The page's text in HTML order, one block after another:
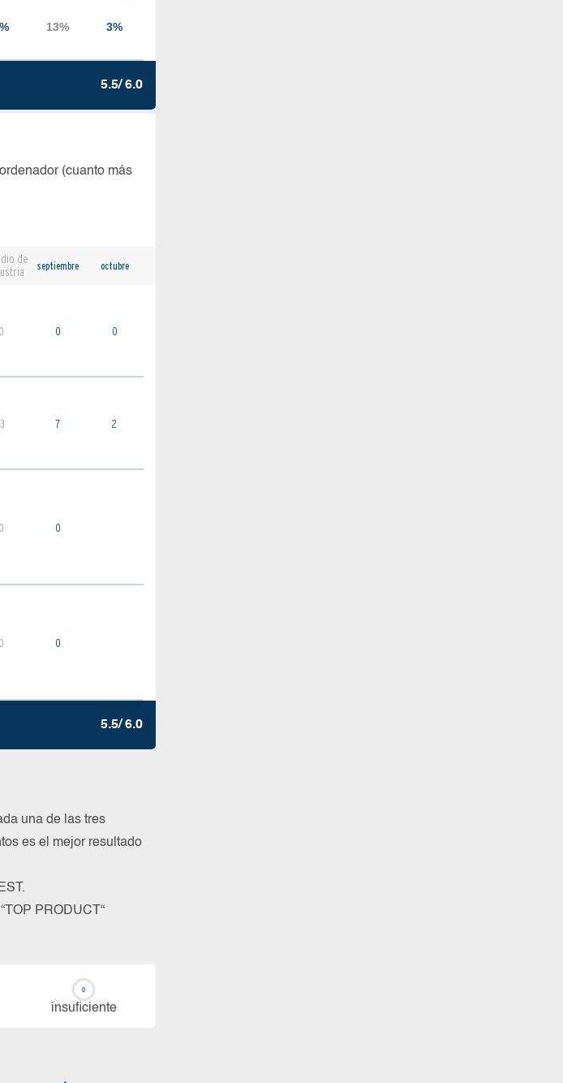
5.5/ 6.0
(cuanto más
de
septiembre octubre
0 0 0
7 2
0 0
0 0
5.5/ 6.0
una de las tres
es el mejor resultado
PRODUCT“
in­su­fi­cien­te